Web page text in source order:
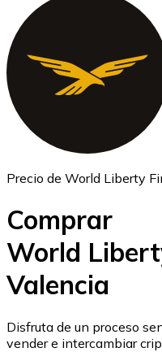
Ethereum
ETH
USD Coin
USDC
Precio de World Liberty
Comprar
World
Valencia
Disfruta de un proceso
vender e intercambiar